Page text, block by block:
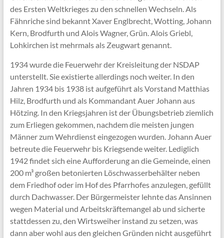
des Ersten Weltkrieges zu den schnellen Wechseln. Als
Fähnriche sind bekannt Xaver Englbrecht, Wotting, Johann
Kern, Brodfurth und Alois Wagner, Grün. Alois Griebl,
Lohkirchen ist mehrmals als Zeugwart genannt.
1934 wurde die Feuerwehr der Kreisleitung der NSDAP
unterstellt. Sie existierte allerdings noch weiter. In den
Jahren 1934 bis 1938 ist aufgeführt als Vorstand Matthias
Hilz, Brodfurth und als Kommandant Auer Johann aus
Hötzing. In den Kriegsjahren ist der Übungsbetrieb ziemlich
zum Erliegen gekommen, nachdem die meisten jungen
Männer zum Wehrdienst eingezogen wurden. Johann Auer
betreute die Feuerwehr bis Kriegsende weiter. Lediglich
1942 findet sich eine Aufforderung an die Gemeinde, einen
200 m³ großen betonierten Löschwasserbehälter neben
dem Friedhof oder im Hof des Pfarrhofes anzulegen, gefüllt
durch Dachwasser. Der Bürgermeister lehnte das Ansinnen
wegen Material und Arbeitskräftemangel ab und sicherte
stattdessen zu, den Wirtsweiher instand zu setzen, was
dann aber wohl aus den gleichen Gründen nicht ausgeführt